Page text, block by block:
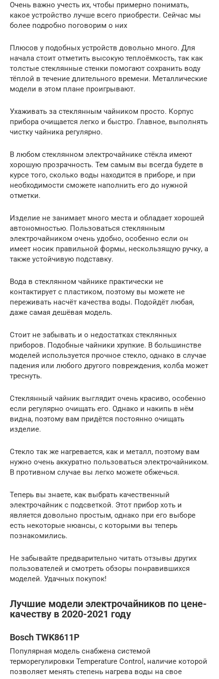
Очень важно учесть их, чтобы примерно понимать,
какое устройство лучше всего приобрести. Сейчас мы
более подробно поговорим о них
Плюсов у подобных устройств довольно много. Для
начала стоит отметить высокую теплоёмкость, так как
толстые стеклянные стенки помогают сохранить воду
тёплой в течение длительного времени. Металлические
модели в этом плане проигрывают.
Ухаживать за стеклянным чайником просто. Корпус
прибора очищается легко и быстро. Главное, выполнять
чистку чайника регулярно.
В любом стеклянном электрочайнике стёкла имеют
хорошую прозрачность. Тем самым вы всегда будете в
курсе того, сколько воды находится в приборе, и при
необходимости сможете наполнить его до нужной
отметки.
Изделие не занимает много места и обладает хорошей
автономностью. Пользоваться стеклянным
электрочайником очень удобно, особенно если он
имеет носик правильной формы, нескользящую ручку, а
также устойчивую подставку.
Вода в стеклянном чайнике практически не
контактирует с пластиком, поэтому вы можете не
переживать насчёт качества воды. Подойдёт любая,
даже самая дешёвая модель.
Стоит не забывать и о недостатках стеклянных
приборов. Подобные чайники хрупкие. В большинстве
моделей используется прочное стекло, однако в случае
падения или любого другого повреждения, колба может
треснуть.
Стеклянный чайник выглядит очень красиво, особенно
если регулярно очищать его. Однако и накипь в нём
видна, поэтому вам придётся постоянно очищать
изделие.
Стекло так же нагревается, как и металл, поэтому вам
нужно очень аккуратно пользоваться электрочайником.
В противном случае вы легко можете обжечься.
Теперь вы знаете, как выбрать качественный
электрочайник с подсветкой. Этот прибор хоть и
является довольно простым, однако при его выборе
есть некоторые нюансы, с которыми вы теперь
познакомились.
Не забывайте предварительно читать отзывы других
пользователей и смотреть обзоры понравившихся
моделей. Удачных покупок!
Лучшие модели электрочайников по цене-
качеству в 2020-2021 году
Bosch TWK8611P
Популярная модель снабжена системой
терморегулировки Temperature Control, наличие которой
позволяет менять степень нагрева воды на свое